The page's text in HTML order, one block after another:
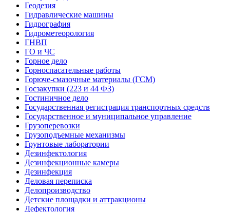
Геодезия
Гидравлические машины
Гидрография
Гидрометеорология
ГНВП
ГО и ЧС
Горное дело
Горноспасательные работы
Горюче-смазочные материалы (ГСМ)
Госзакупки (223 и 44 ФЗ)
Гостиничное дело
Государственная регистрация транспортных средств
Государственное и муниципальное управление
Грузоперевозки
Грузоподъемные механизмы
Грунтовые лаборатории
Дезинфектология
Дезинфекционные камеры
Дезинфекция
Деловая переписка
Делопроизводство
Детские площадки и аттракционы
Дефектология